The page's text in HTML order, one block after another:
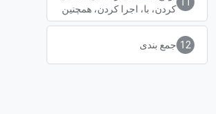
کردن، با، اجرا کردن، همچنین
جمع بندی